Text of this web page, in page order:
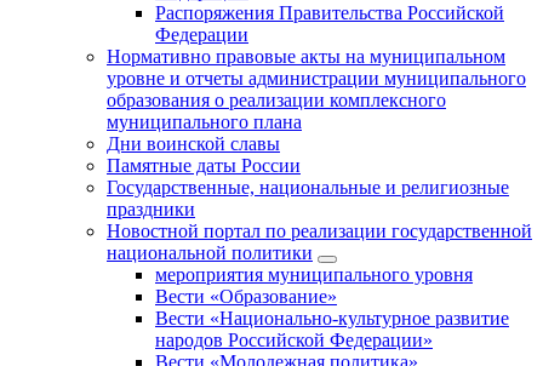
Распоряжения Правительства Российской
Федерации
Нормативно правовые акты на муниципальном
уровне и отчеты администрации муниципального
образования о реализации комплексного
муниципального плана
Дни воинской славы
Памятные даты России
Государственные, национальные и религиозные
праздники
Новостной портал по реализации государственной
национальной политики
мероприятия муниципального уровня
Вести «Образование»
Вести «Национально-культурное развитие
народов Российской Федерации»